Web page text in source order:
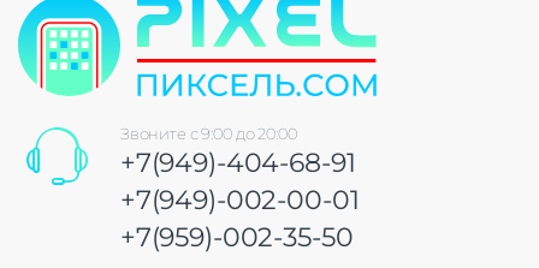
Звоните с 9:00 до 20:00
+7(949)-404-68-91
+7(949)-002-00-01
+7(959)-002-35-50